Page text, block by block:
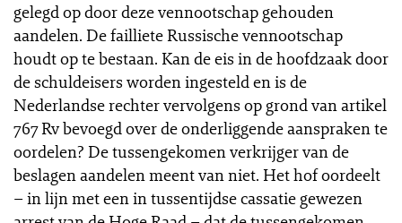
gelegd op door deze vennootschap gehouden
aandelen. De failliete Russische vennootschap
houdt op te bestaan. Kan de eis in de hoofdzaak door
de schuldeisers worden ingesteld en is de
Nederlandse rechter vervolgens op grond van artikel
767 Rv bevoegd over de onderliggende aanspraken te
oordelen? De tussengekomen verkrijger van de
beslagen aandelen meent van niet. Het hof oordeelt
– in lijn met een in tussentijdse cassatie gewezen